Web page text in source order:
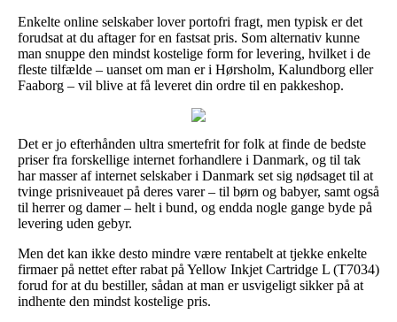
Enkelte online selskaber lover portofri fragt, men typisk er det
forudsat at du aftager for en fastsat pris. Som alternativ kunne
man snuppe den mindst kostelige form for levering, hvilket i de
fleste tilfælde – uanset om man er i Hørsholm, Kalundborg eller
Faaborg – vil blive at få leveret din ordre til en pakkeshop.
Det er jo efterhånden ultra smertefrit for folk at finde de bedste
priser fra forskellige internet forhandlere i Danmark, og til tak
har masser af internet selskaber i Danmark set sig nødsaget til at
tvinge prisniveauet på deres varer – til børn og babyer, samt også
til herrer og damer – helt i bund, og endda nogle gange byde på
levering uden gebyr.
Men det kan ikke desto mindre være rentabelt at tjekke enkelte
firmaer på nettet efter rabat på Yellow Inkjet Cartridge L (T7034)
forud for at du bestiller, sådan at man er usvigeligt sikker på at
indhente den mindst kostelige pris.